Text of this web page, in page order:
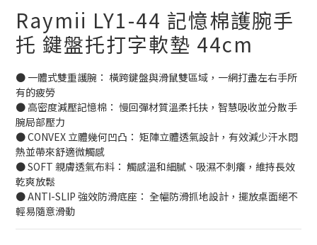
Raymii LY1-44 記憶棉護腕手
托 鍵盤托打字軟墊 44cm
● 一體式雙重護腕： 橫跨鍵盤與滑鼠雙區域，一網打盡左右手所
有的疲勞
● 高密度減壓記憶棉： 慢回彈材質溫柔托扶，智慧吸收並分散手
腕局部壓力
● CONVEX 立體幾何凹凸： 矩陣立體透氣設計，有效減少汗水悶
熱並帶來舒適微觸感
● SOFT 親膚透氣布料： 觸感溫和細膩、吸濕不刺癢，維持長效
乾爽放鬆
● ANTI-SLIP 強效防滑底座： 全幅防滑抓地設計，擺放桌面絕不
輕易隨意滑動